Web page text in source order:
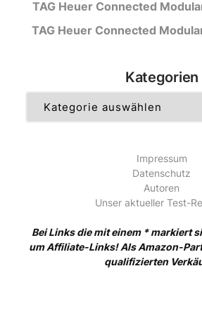
TAG Heuer Connected
TAG Heuer Connected
Kategorien
Impressum
Datenschutz
Autoren
Unser aktueller Test-
Bei Links die mit einem * markiert
um Affiliate-Links! Als Amazon-
qualifizierten